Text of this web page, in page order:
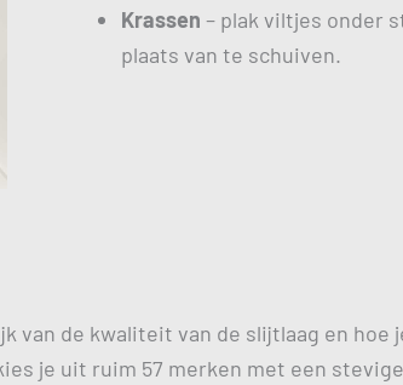
Krassen – plak viltjes onder
plaats van te schuiven.
van de kwaliteit van de slijtlaag en
je uit ruim 57 merken met een